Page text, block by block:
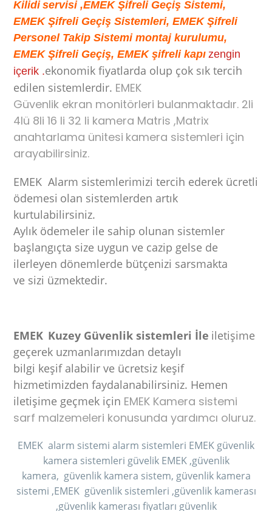
Kilidi servisi ,EMEK Şifreli Geçiş Sistemi,
EMEK Şifreli Geçiş Sistemleri, EMEK Şifreli
Personel Takip Sistemi montaj kurulumu,
EMEK Şifreli Geçiş, EMEK şifreli kapı zengin
içerik .ekonomik fiyatlarda olup çok sık tercih
edilen sistemlerdir. EMEK
Güvenlik ekran monitörleri bulanmaktadır. 2li
4lü 8li 16 li 32 li kamera Matris ,Matrix
anahtarlama ünitesi kamera sistemleri için
arayabilirsiniz.
EMEK Alarm sistemlerimizi tercih ederek ücretli
ödemesi olan sistemlerden artık
kurtulabilirsiniz.
Aylık ödemeler ile sahip olunan sistemler
başlangıçta size uygun ve cazip gelse de
ilerleyen dönemlerde bütçenizi sarsmakta
ve sizi üzmektedir.
EMEK Kuzey Güvenlik sistemleri İle iletişime
geçerek uzmanlarımızdan detaylı
bilgi keşif alabilir ve ücretsiz keşif
hizmetimizden faydalanabilirsiniz. Hemen
iletişime geçmek için EMEK Kamera sistemi
sarf malzemeleri konusunda yardımcı oluruz.
EMEK alarm sistemi alarm sistemleri EMEK güvenlik
kamera sistemleri güvelik EMEK ,güvenlik
kamera, güvenlik kamera sistem, güvenlik kamera
sistemi ,EMEK güvenlik sistemleri ,güvenlik kamerası
,güvenlik kamerası fiyatları güvenlik